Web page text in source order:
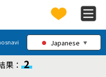
Japanese ▼
果： 2